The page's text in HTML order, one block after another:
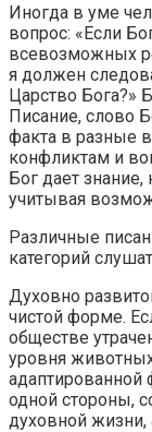
Иногда в уме
вопрос: «Если
всевозможных
я должен
Царство Бога?»
Писание, слово
факта в разные
конфликтам и
Бог дает
учитывая
Различные
категорий
Духовно
чистой форме.
обществе
уровня
адаптированной
одной стороны,
духовной жизни,